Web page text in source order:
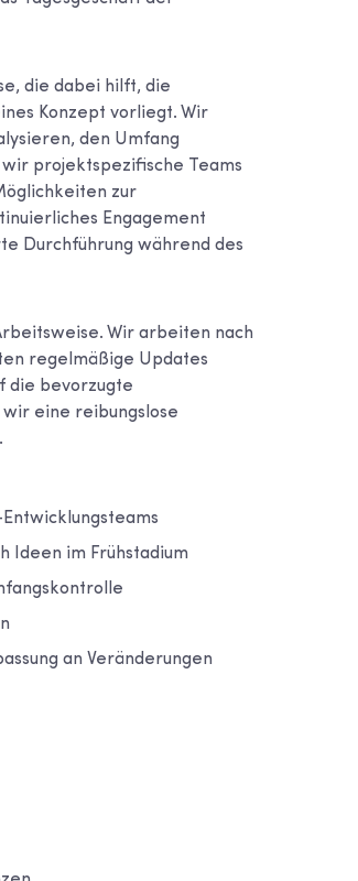
die dabei hilft, die
Konzept vorliegt. Wir
den Umfang
projektspezifische Teams
zur
Engagement
Durchführung während des
Wir arbeiten nach
regelmäßige Updates
die bevorzugte
eine reibungslose
Ideen im Frühstadium
an Veränderungen